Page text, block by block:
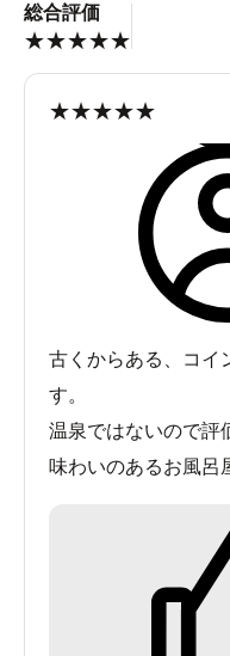
総合評価
★★★★★
★★★★★
古くからある、コイ
す。
温泉ではないので評
味わいのあるお風呂